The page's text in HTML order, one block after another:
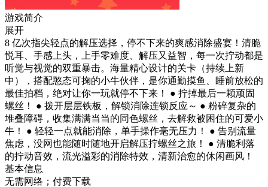
游戏简介
展开
8 亿次指尖轻点的解压选择，停不下来的爽感消除盛宴！清脆
悦耳、手感上头，上手零难度、解压又益智，每一次拧动都是
听觉与视觉的双重暴击。海量精心设计的关卡（持续上新
中），搭配憨态可掬的小牛伙伴，是你通勤摸鱼、睡前放松的
最佳拍档，绝对让你一玩就停不下来！ ● 拧掉最后一颗顽固
螺丝！ ● 拨开层层铁板，解锁消除连锁反应～ ● 粉碎复杂的
堆叠障碍，收集满满当当的同色螺丝，去解救被困住的可爱小
牛！ ● 轻轻一点就能消除，单手操作毫无压力！ ● 告别流量
焦虑，没网也能随时随地开启解压拧螺丝之旅！ ● 清脆利落
的拧动音效，流光溢彩的消除特效，清新治愈的休闲画风！
基本信息
无需网络；付费下载